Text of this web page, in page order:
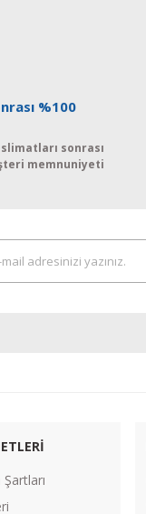
%100
sonrası
memnuniyeti